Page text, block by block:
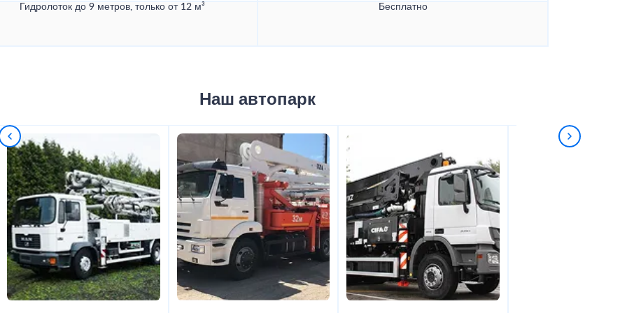
Гидролоток до 9 метров, только от 12 м³ Бесплатно
Наш автопарк